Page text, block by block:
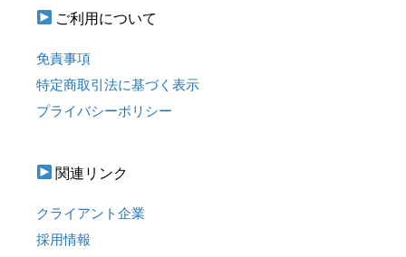
ご利用について
免責事項
特定商取引法に基づく表示
プライバシーポリシー
関連リンク
クライアント企業
採用情報